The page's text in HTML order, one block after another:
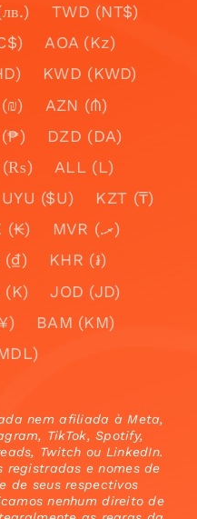
TWD (NT$)
AOA (Kz)
KWD (KWD)
AZN (₼)
(₱)
DZD (DA)
(₨)
ALL (L)
UYU ($U)
KZT (₸)
(₭)
MVR (.ރ)
(₫)
KHR (៛)
(K)
JOD (JD)
BAM (KM)
nem afiliada à Meta,
TikTok, Spotify,
Twitch ou LinkedIn.
registradas e nomes de
de seus respectivos
nenhum direito de